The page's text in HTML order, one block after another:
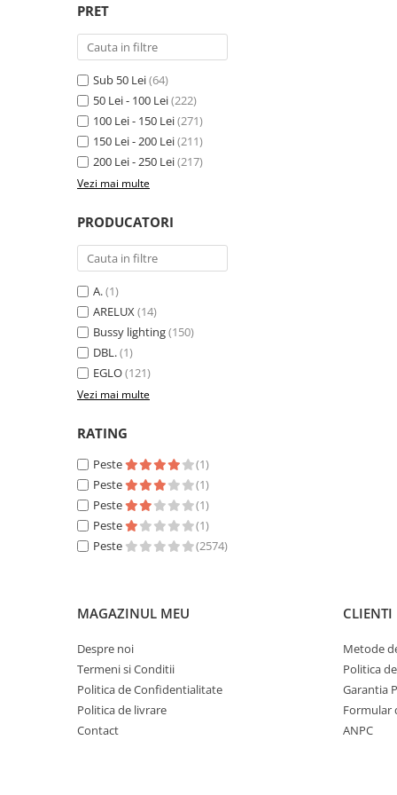
SIRURI LED
GHIRLANDE LED
FIGURINE & PROIECTOARE LED
■ CONSUMABILE
BEC LED PARA
BEC LED SFERIC
BEC LED DIVERSE
BEC VINTAGE
BEC LED GLOB
■ OGLINZI LED
PRET
Sub 50 Lei(64)
50 Lei - 100 Lei(222)
100 Lei - 150 Lei(271)
150 Lei - 200 Lei(211)
200 Lei - 250 Lei(217)
Vezi mai multe
PRODUCATORI
A.(1)
ARELUX(14)
Bussy lighting(150)
DBL.(1)
EGLO(121)
Vezi mai multe
RATING
Peste
(1)
Peste
(1)
Peste
(1)
Peste
(1)
Peste
(2574)
MAGAZINUL MEU
Despre noi
Termeni si Conditii
Politica de Confidentialitate
Politica de livrare
Contact
CLIENTI
Metode
Politica
Garantia
Formular
ANPC